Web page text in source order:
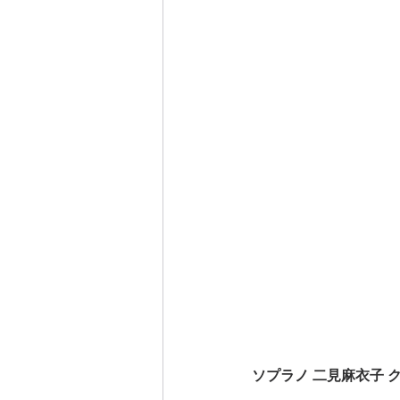
ソプラノ 二見麻衣子